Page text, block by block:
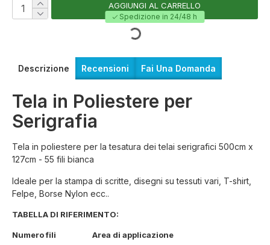
AGGIUNGI AL CARRELLO
Spedizione in 24/48 h
Descrizione Fai Una Domanda
Recensioni
Tela in Poliestere per
Serigrafia
Tela in poliestere per la tesatura dei telai serigrafici 500cm x
127cm - 55 fili bianca
Ideale per la stampa di scritte, disegni su tessuti vari, T-shirt,
Felpe, Borse Nylon ecc..
TABELLA DI RIFERIMENTO:
Numero fili Area di applicazione